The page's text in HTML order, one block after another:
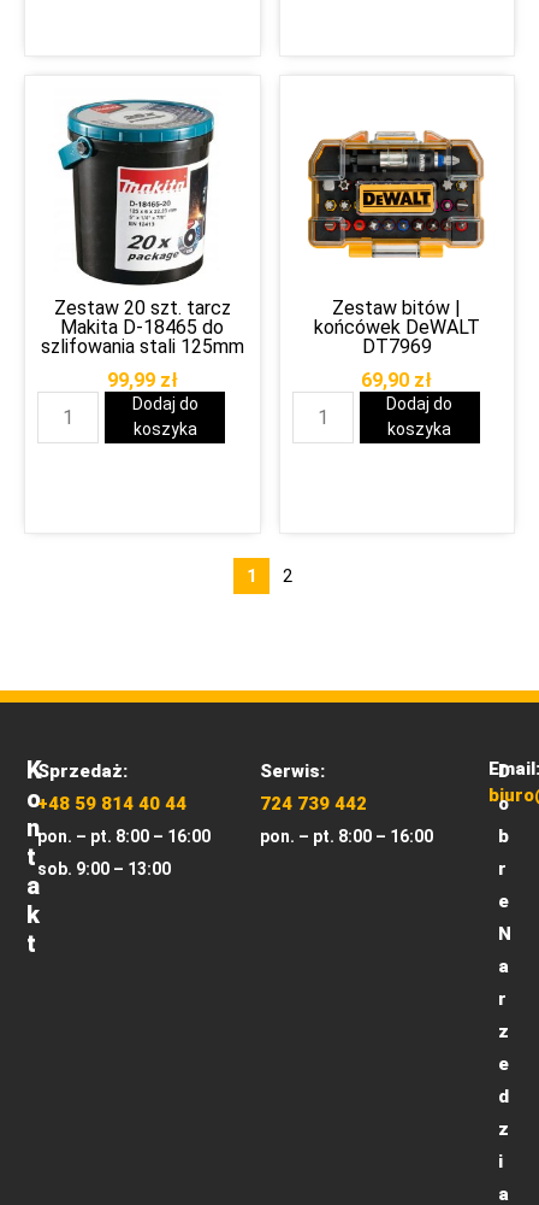
Zestaw 20 szt. tarcz
Makita D-18465 do
szlifowania stali 125mm
99,99 zł
Dodaj do
koszyka
Zestaw bitów |
końcówek DeWALT
DT7969
69,90 zł
Dodaj do
koszyka
1 2
K
O
N
T
A
K
T
Sprzedaż:
+48 59 814 40 44
pon. – pt. 8:00 – 16:00
sob. 9:00 – 13:00
Serwis:
724 739 442
pon. – pt. 8:00 – 16:00
Email:
D
o
b
r
e
N
a
r
z
e
d
z
i
a